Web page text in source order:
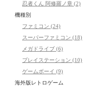
忍者くん 阿修羅ノ章 (2)
機種別
ファミコン (24)
スーパーファミコン (18)
メガドライブ (6)
プレイステーション (10)
ゲームボーイ (9)
海外版レトロゲーム